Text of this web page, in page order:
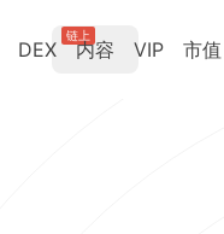
DEX
链上
内容 VIP 市值